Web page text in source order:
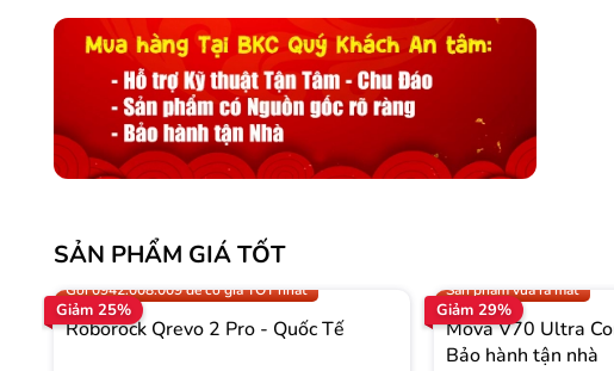
SẢN PHẨM GIÁ TỐT
Giảm 25%
Trợ giá 300.000đ
Gọi 0942.008.009 để có giá TỐT nhất
Roborock Qrevo 2 Pro - Quốc Tế
Giảm 29%
Sản phẩm vừa ra mắt
Mova V70 Ultra
Bảo hành tận nhà